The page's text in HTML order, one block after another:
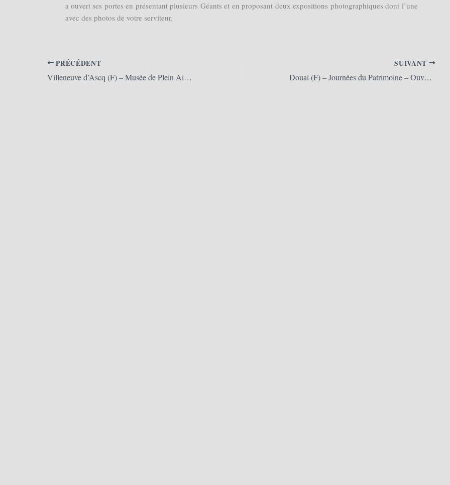
a ouvert ses portes en présentant plusieurs Géants et en proposant deux expositions photographiques dont l’une
avec des photos de votre serviteur.
PRÉCÉDENT
Villeneuve d’Ascq (F) – Musée de Plein Air 2018 – Les 50 ans de la MEL (01/07/2018)
SUIVANT
Douai (F) – Journées du Patrimoine – Ouverture de la Maison des Géants 2018 (16/09/2018)